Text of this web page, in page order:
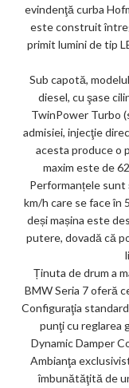
evindenţă curba
este construit
primit lumini de tip
Sub capotă,
diesel, cu şase
TwinPower Turbo
admisiei, injecţie
acesta produce o
maxim este de
Performanțele sunt
km/h care se face în
deși mașina este
putere, dovadă că
Ținuta de drum a
BMW Seria 7 oferă
Configuraţia
punţi cu reglarea
Dynamic Damper
Ambianţa
îmbunătăţită de